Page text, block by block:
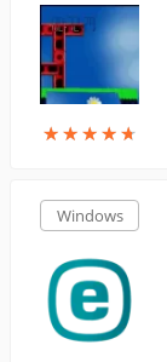
★★★★★
★★★★★
Windows